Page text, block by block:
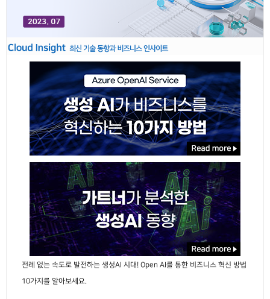
전례 없는 속도로 발전하는 생성AI 시대! Open AI를 통한 비즈니스 혁신 방법
10가지를 알아보세요.